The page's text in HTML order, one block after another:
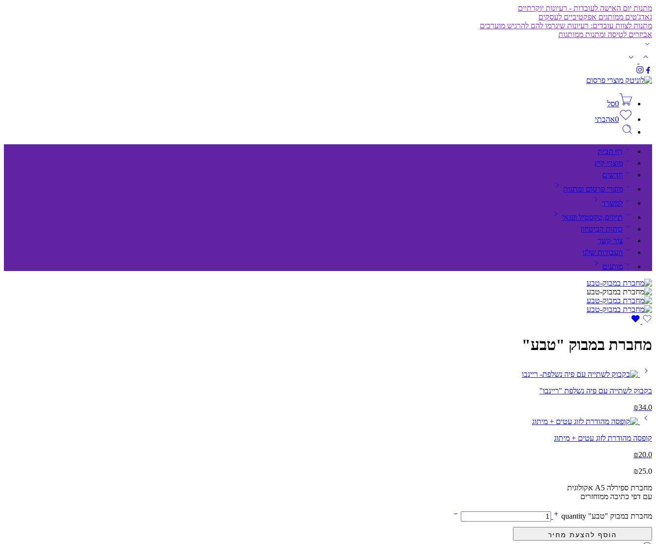
מתנות יום האישה לעובדות - רעיונות יוקרתיים
גאדג'טים ממותגים אפקטיביים לעסקים
מתנות לצוות עובדים: רעיונות שיגרמו להם להרגיש מוערכים
אביזרים לטיסה ומתנות ממותגות
0סל
0אהבתי
דף הבית
מוצרי קיץ
חדשים
מוצרי פרסום ומתנות
למשרד
תיקים,טקסטיל ופנאי
כוחות הביטחון
צור קשר
העבודות שלנו
מותגים
מחברת במבוק "טבע"
בקבוק לשתייה עם פיה נשלפת "ריינבו"
₪34.0
קופסה מהודרת לזוג עטים + מיתוג
₪20.0
₪25.0
מחברת ספירלה A5 אקולוגית
עם דפי כתיבה ממוחזרים
מחברת במבוק "טבע" quantity